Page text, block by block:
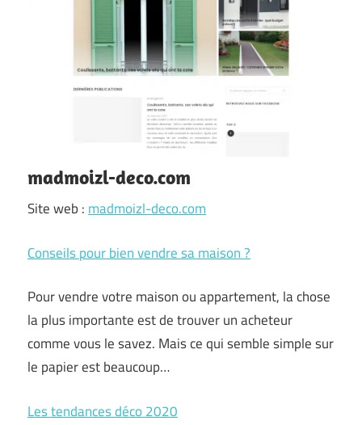
madmoizl-deco.com
Site web : madmoizl-deco.com
Conseils pour bien vendre sa maison ?
Pour vendre votre maison ou appartement, la chose
la plus importante est de trouver un acheteur
comme vous le savez. Mais ce qui semble simple sur
le papier est beaucoup…
Les tendances déco 2020